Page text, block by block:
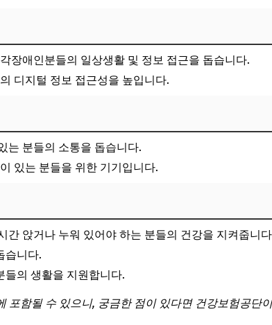
장애인분들의 일상생활 및 정보 접근을 돕습니다.
디지털 정보 접근성을 높입니다.
는 분들의 소통을 돕습니다.
있는 분들을 위한 기기입니다.
간 앉거나 누워 있어야 하는 분들의 건강을 지켜줍니
습니다.
들의 생활을 지원합니다.
포함될 수 있으니, 궁금한 점이 있다면 건강보험공단